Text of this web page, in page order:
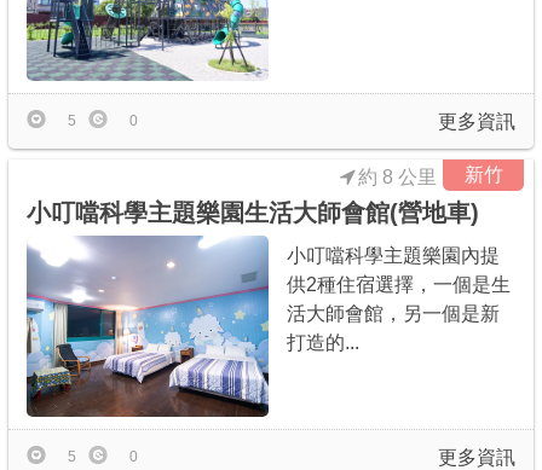
更多資訊
5 0
新竹
約 8 公里
小叮噹科學主題樂園生活大師會館(營地車)
小叮噹科學主題樂園內提
供2種住宿選擇，一個是生
活大師會館，另一個是新
打造的...
更多資訊
5 0